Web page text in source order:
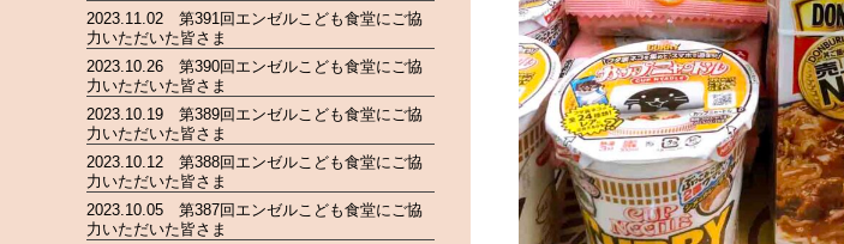
2023.11.02 第391回エンゼルこども食堂にご協
力いただいた皆さま
2023.10.26 第390回エンゼルこども食堂にご協
力いただいた皆さま
2023.10.19 第389回エンゼルこども食堂にご協
力いただいた皆さま
2023.10.12 第388回エンゼルこども食堂にご協
力いただいた皆さま
2023.10.05 第387回エンゼルこども食堂にご協
力いただいた皆さま